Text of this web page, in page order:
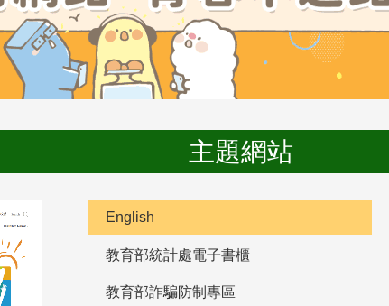
主題網站
English
教育部統計處電子書櫃
教育部詐騙防制專區